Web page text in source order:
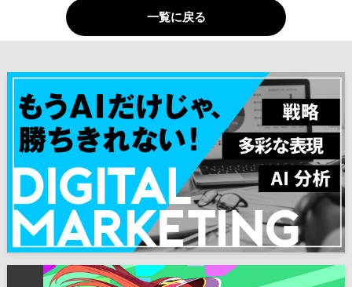
一覧に戻る